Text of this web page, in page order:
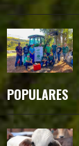
POPULARES